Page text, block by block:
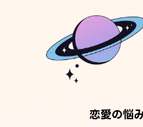
恋愛の悩